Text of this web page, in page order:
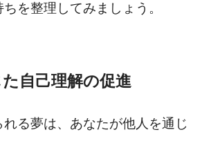
を整理してみましょう。
自己理解の促進
る夢は、あなたが他人を通じ